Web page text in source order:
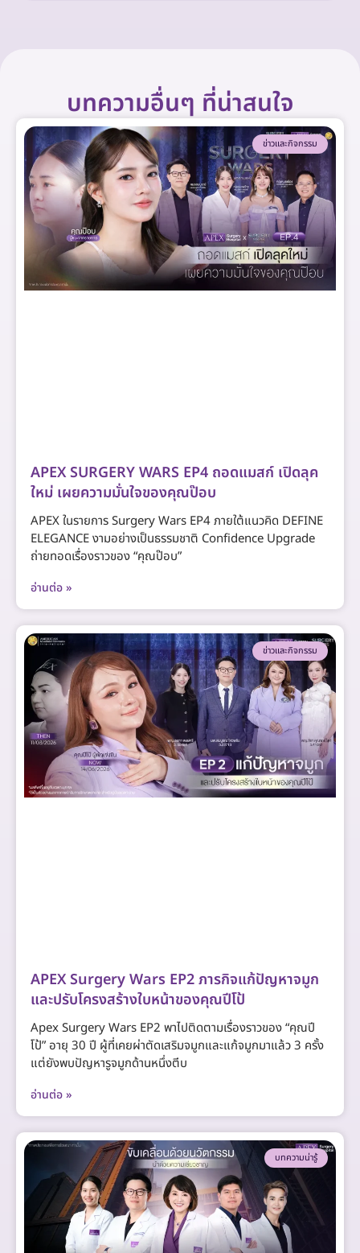
บทความอื่นๆ ที่น่าสนใจ
ข่าวและกิจกรรม
APEX SURGERY WARS EP4 ถอดแมสก์ เปิดลุค
ใหม่ เผยความมั่นใจของคุณป๊อบ
APEX ในรายการ Surgery Wars EP4 ภายใต้แนวคิด DEFINE
ELEGANCE งามอย่างเป็นธรรมชาติ Confidence Upgrade
ถ่ายทอดเรื่องราวของ “คุณป๊อบ”
อ่านต่อ »
ข่าวและกิจกรรม
APEX Surgery Wars EP2 ภารกิจแก้ปัญหาจมูก
และปรับโครงสร้างใบหน้าของคุณปีโป้
Apex Surgery Wars EP2 พาไปติดตามเรื่องราวของ “คุณปี
โป้” อายุ 30 ปี ผู้ที่เคยผ่าตัดเสริมจมูกและแก้จมูกมาแล้ว 3 ครั้ง
แต่ยังพบปัญหารูจมูกด้านหนึ่งตีบ
อ่านต่อ »
บทความน่ารู้